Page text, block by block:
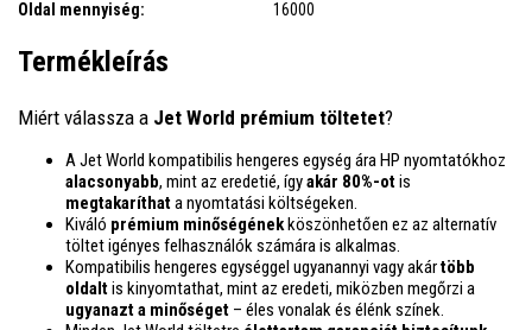
Oldal mennyiség: 16000
Termékleírás
Miért válassza a Jet World prémium töltetet?
A Jet World kompatibilis hengeres egység ára HP nyomtatókhoz
alacsonyabb, mint az eredetié, ígyakár 80%-otis
megtakaríthata nyomtatási költségeken.
Kiváló prémium minőségénekköszönhetően ez az alternatív
töltet igényes felhasználók számára is alkalmas.
Kompatibilis hengeres egységgel ugyanannyi vagy akártöbb
oldaltis kinyomtathat, mint az eredeti, miközben megőrzi a
ugyanazt a minőséget – éles vonalak és élénk színek.